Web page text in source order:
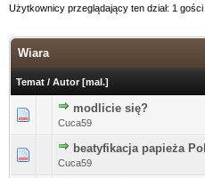
Użytkownicy przeglądający ten dział: 1 gości
Wiara
Temat / Autor [mal.]
modlicie się?
Cuca59
0 głosów - średnia
beatyfikacja papieża
Cuca59
0 głosów - średnia 12